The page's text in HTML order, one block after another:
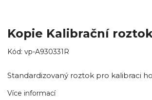
Kopie Kalibrační
Kód: vp-A930331R
Standardizovaný roztok pro kalibraci
Více informací